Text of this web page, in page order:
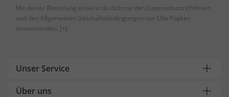
Mit deiner Bestellung erklärst du dich mit den Datenschutzrichtlinien
und den Allgemeinen Geschäftsbedingungen von Ulla Popken
einverstanden. [+]
Unser Service
Über uns